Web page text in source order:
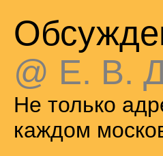
@ Е. В.
Не только
каждом